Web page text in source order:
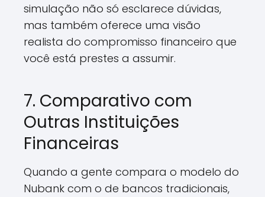
simulação não só esclarece dúvidas,
mas também oferece uma visão
realista do compromisso financeiro que
você está prestes a assumir.
7. Comparativo com
Outras Instituições
Financeiras
Quando a gente compara o modelo do
Nubank com o de bancos tradicionais,